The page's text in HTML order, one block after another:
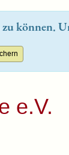
können.
e.V.